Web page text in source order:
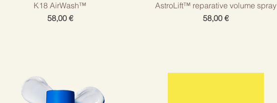
K18 AirWash™
Cena
58,00 €
AstroLift™ reparative volume spray
Cena
58,00 €